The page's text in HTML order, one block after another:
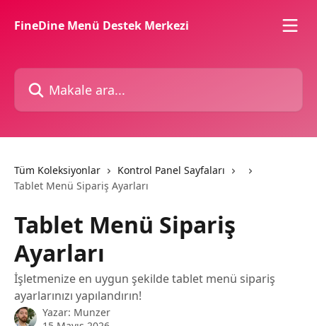
FineDine Menü Destek Merkezi
Makale ara...
Tüm Koleksiyonlar
Kontrol Panel Sayfaları
Tablet Menü Sipariş Ayarları
Tablet Menü Sipariş
Ayarları
İşletmenize en uygun şekilde tablet menü sipariş
ayarlarınızı yapılandırın!
Yazar: Munzer